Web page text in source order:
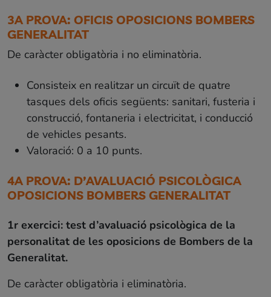
3A PROVA: OFICIS OPOSICIONS BOMBERS
GENERALITAT
De caràcter obligatòria i no eliminatòria.
Consisteix en realitzar un circuït de quatre
tasques dels oficis següents: sanitari, fusteria i
construcció, fontaneria i electricitat, i conducció
de vehicles pesants.
Valoració: 0 a 10 punts.
4A PROVA: D’AVALUACIÓ PSICOLÒGICA
OPOSICIONS BOMBERS GENERALITAT
1r exercici: test d’avaluació psicològica de la
personalitat de les oposicions de Bombers de la
Generalitat.
De caràcter obligatòria i eliminatòria.